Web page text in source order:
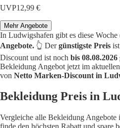
UVP12,99 €
Mehr Angebote
In Ludwigshafen gibt es diese
Angebote. 👆 Dergünstigste Preis ist
Discount und ist noch bis
Bekleidung Angebot jetzt im
von Netto Marken-Discount in
Bekleidung Preis in
Vergleiche alle Bekleidung